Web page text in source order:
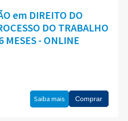
em DIREITO DO
DO TRABALHO
MESES - ONLINE
Saiba mais Comprar